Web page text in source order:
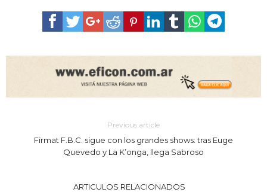
Previous article
Firmat F.B.C. sigue con los grandes shows: tras Euge
Quevedo y La K’onga, llega Sabroso
ARTICULOS RELACIONADOS